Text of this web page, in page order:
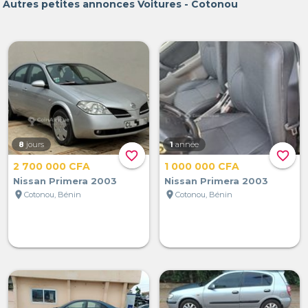
Autres petites annonces Voitures - Cotonou
favorite_border
8 jours
2 700 000 CFA
Nissan Primera 2003
location_on Cotonou, Bénin
favorite_border
1 année
1 000 000 CFA
Nissan Primera 2003
location_on Cotonou, Bénin